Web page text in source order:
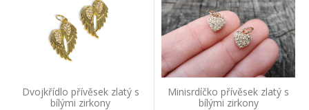
Dvojkřídlo přívěsek zlatý s
bílými zirkony
Minisrdíčko přívěsek zlatý s
bílými zirkony